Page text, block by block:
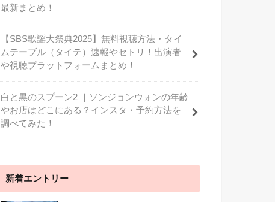
最新まとめ！
【SBS歌謡大祭典2025】無料視聴方法・タイ
ムテーブル（タイテ）速報やセトリ！出演者
や視聴プラットフォームまとめ！
白と黒のスプーン2 ｜ソンジョンウォンの年齢
やお店はどこにある？インスタ・予約方法を
調べてみた！
新着エントリー